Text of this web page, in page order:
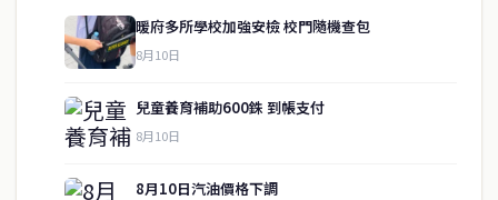
暖府多所學校加強安檢 校門隨機查包
8月10日
兒童養育補助600銖 到帳支付
8月10日
8月10日汽油價格下調房地產